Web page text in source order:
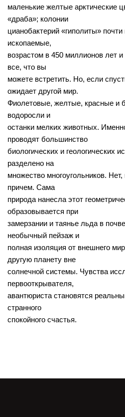
маленькие желтые арктические
«драба»; колонии
цианобактерий «гиполиты»
ископаемые,
возрастом в 450 миллионов лет
все, что вы
можете встретить. Но, если
ожидает другой мир.
Фиолетовые, желтые, красные и
водоросли и
останки мелких животных.
проводят большинство
биологических и геологических
разделено на
множество многоугольников.
причем. Сама
природа нанесла этот
образовывается при
замерзании и таянье льда в
необычный пейзаж и
полная изоляция от внешнего
другую планету вне
солнечной системы. Чувства
первооткрывателя,
авантюриста становятся
странного
спокойного счастья.